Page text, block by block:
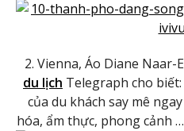
2. Vienna, Áo Diane
du lịch Telegraph cho
của du khách say mê
hóa, ẩm thực, phong cảnh